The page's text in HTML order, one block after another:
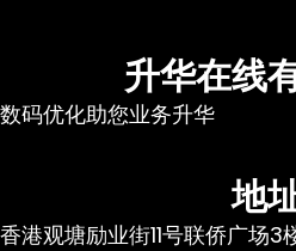
升华在线
数码优化助您业务升华
地
香港观塘励业街11号联侨广场3